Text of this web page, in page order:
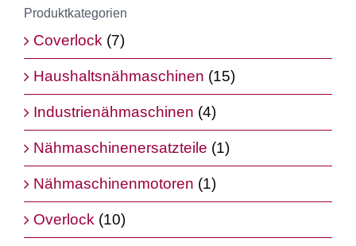
Produktkategorien
Coverlock (7)
Haushaltsnähmaschinen (15)
Industrienähmaschinen (4)
Nähmaschinenersatzteile (1)
Nähmaschinenmotoren (1)
Overlock (10)